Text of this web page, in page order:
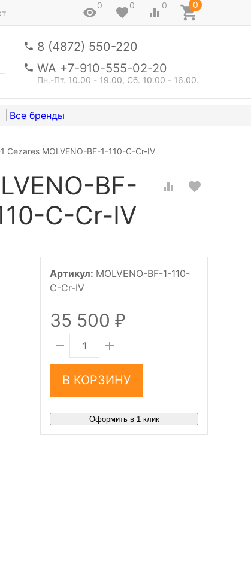
0 0 0 0
8 (4872) 550-220
WA +7-910-555-02-20
Пн.-Пт. 10.00 - 19.00, Сб. 10.00 - 16.00.
MOLVENO-BF-1-110-C-Cr-IV
BF-
C-Cr-IV
Артикул: MOLVENO-BF-1-110-
C-Cr-IV
35 500 ₽
В КОРЗИНУ
Оформить в 1 клик